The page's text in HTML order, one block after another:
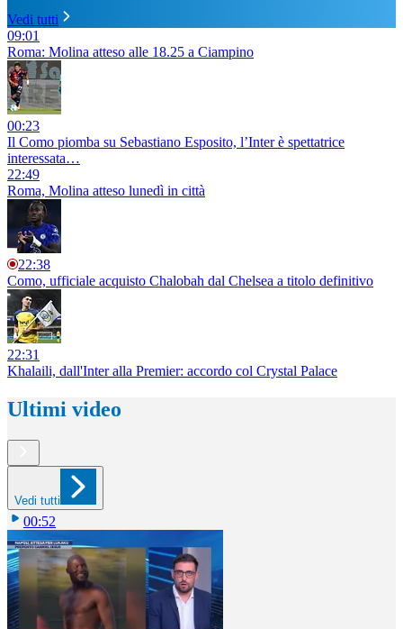
Vedi tutti
09:01
Roma: Molina atteso alle 18.25 a Ciampino
00:23
Il Como piomba su Sebastiano Esposito, l’Inter è spettatrice
interessata…
22:49
Roma, Molina atteso lunedì in città
22:38
Como, ufficiale acquisto Chalobah dal Chelsea a titolo definitivo
22:31
Khalaili, dall'Inter alla Premier: accordo col Crystal Palace
Ultimi video
Vedi tutti
00:52